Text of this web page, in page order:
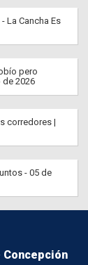
La Cancha Es
pero
2026
corredores |
- 05 de